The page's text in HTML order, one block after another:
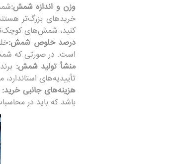
وزن و اندازه شمش:
خریدهای بزرگ‌تر
کنید، شمش‌های کوچک‌تر
درصد خلوص شمش:
است. در صورتی که
منشأ تولید شمش:
تأییدیه‌های
هزینه‌های جانبی خرید:
باشد که باید در